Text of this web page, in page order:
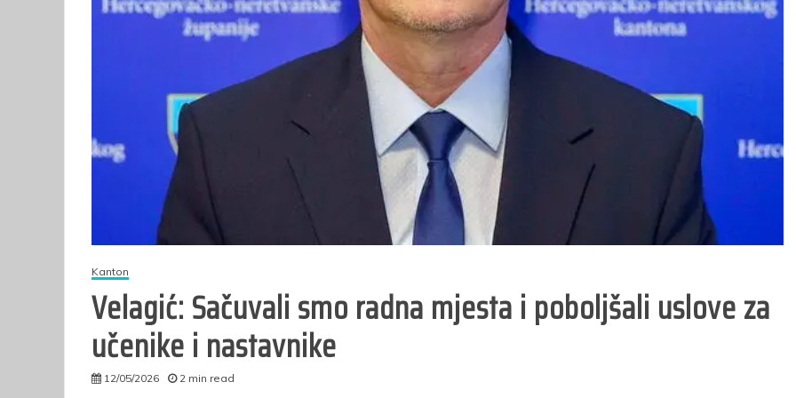
Kanton
Velagić: Sačuvali smo radna mjesta i poboljšali uslove za
učenike i nastavnike
12/05/2026
2 min read
odnos u Sudsku
policiju u Federaciji
Bosne i
Hercegovine
25/02/2026
10 min read
volonterskog rada
u Općini Prozor za